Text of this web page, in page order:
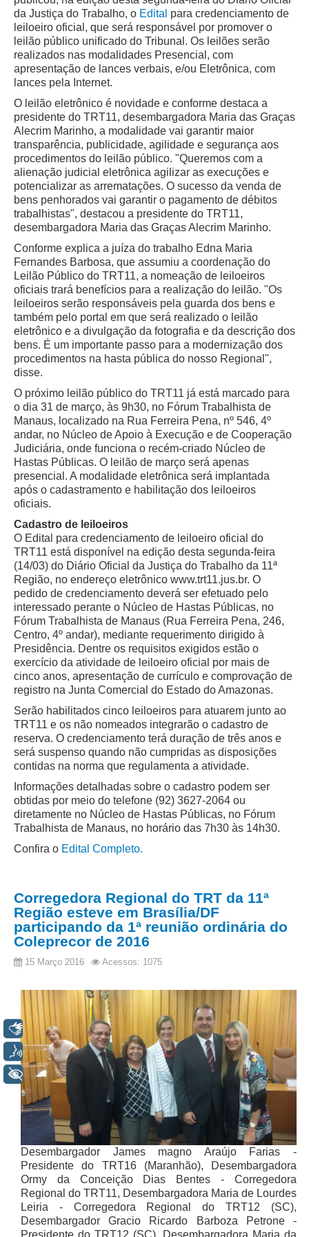
Automação e IA
Governança
Governança de TI
Governança das Contratações Obras
Rede de Governança Colaborativa
Gestão de Riscos
Laboratório de Inovação
Assessoria de Governança de Gestão de Pessoas
Sites Institucionais
Biblioteca
Centro de Memória
Educação a distância
Responsabilidade Socioambiental
Comissão Permanente de Acessibilidade e Inclusão
Escola Judicial
Coordenadoria de Saúde
Serviços
Ação Trabalhista (Atermação)
Atermação On-line - Interior de Roraima
Atermação On-line - Interior do Amazonas
Agendamento de Reclamação Verbal
Glossário
Consulta de Pautas
Atas de Sessões do Pleno
Audiências e Sessões
Calendário das Sessões da 1ª Turma 2026
Calendário de Sessões da 2ª Turma - 2026
Calendário das Sessões da 3ª Turma 2026
Calendário das Sessões do Pleno e Especializadas 2026
Carta de Serviços ao Cidadão
Cartilhas
Cadastro de Peritos, Tradutores e Intérpretes
Calendários
Calendário Geral
Calendário das Sessões
Calendário das Correições
Certidões
Concursos
Contas abertas em nome dos beneficiários
Diários Eletrônicos
e-Doc
Espaço do Servidor
Guias de recolhimento
Leilão Público
Mapa do site
META 9 do CNJ
Pauta Digital
da Justiça do Trabalho, o Edital para credenciamento de
leiloeiro oficial, que será responsável por promover o
leilão público unificado do Tribunal. Os leilões serão
realizados nas modalidades Presencial, com
apresentação de lances verbais, e/ou Eletrônica, com
lances pela Internet.
O leilão eletrônico é novidade e conforme destaca a
presidente do TRT11, desembargadora Maria das Graças
Alecrim Marinho, a modalidade vai garantir maior
transparência, publicidade, agilidade e segurança aos
procedimentos do leilão público. "Queremos com a
alienação judicial eletrônica agilizar as execuções e
potencializar as arrematações. O sucesso da venda de
bens penhorados vai garantir o pagamento de débitos
trabalhistas", destacou a presidente do TRT11,
desembargadora Maria das Graças Alecrim Marinho.
Conforme explica a juíza do trabalho Edna Maria
Fernandes Barbosa, que assumiu a coordenação do
Leilão Público do TRT11, a nomeação de leiloeiros
oficiais trará benefícios para a realização do leilão. "Os
leiloeiros serão responsáveis pela guarda dos bens e
também pelo portal em que será realizado o leilão
eletrônico e a divulgação da fotografia e da descrição dos
bens. É um importante passo para a modernização dos
procedimentos na hasta pública do nosso Regional",
disse.
O próximo leilão público do TRT11 já está marcado para
o dia 31 de março, às 9h30, no Fórum Trabalhista de
Manaus, localizado na Rua Ferreira Pena, nº 546, 4º
andar, no Núcleo de Apoio à Execução e de Cooperação
Judiciária, onde funciona o recém-criado Núcleo de
Hastas Públicas. O leilão de março será apenas
presencial. A modalidade eletrônica será implantada
após o cadastramento e habilitação dos leiloeiros
oficiais.
Cadastro de leiloeiros
O Edital para credenciamento de leiloeiro oficial do
TRT11 está disponível na edição desta segunda-feira
(14/03) do Diário Oficial da Justiça do Trabalho da 11ª
Região, no endereço eletrônico www.trt11.jus.br. O
pedido de credenciamento deverá ser efetuado pelo
interessado perante o Núcleo de Hastas Públicas, no
Fórum Trabalhista de Manaus (Rua Ferreira Pena, 246,
Centro, 4º andar), mediante requerimento dirigido à
Presidência. Dentre os requisitos exigidos estão o
exercício da atividade de leiloeiro oficial por mais de
cinco anos, apresentação de currículo e comprovação de
registro na Junta Comercial do Estado do Amazonas.
Serão habilitados cinco leiloeiros para atuarem junto ao
TRT11 e os não nomeados integrarão o cadastro de
reserva. O credenciamento terá duração de três anos e
será suspenso quando não cumpridas as disposições
contidas na norma que regulamenta a atividade.
Informações detalhadas sobre o cadastro podem ser
obtidas por meio do telefone (92) 3627-2064 ou
diretamente no Núcleo de Hastas Públicas, no Fórum
Trabalhista de Manaus, no horário das 7h30 às 14h30.
Confira o Edital Completo.
Corregedora Regional do TRT da 11ª
Região esteve em Brasília/DF
participando da 1ª reunião ordinária do
Coleprecor de 2016
15 Março 2016 Acessos: 1075
Desembargador James magno Araújo Farias -
Presidente do TRT16 (Maranhão), Desembargadora
Ormy da Conceição Dias Bentes - Corregedora
Regional do TRT11, Desembargadora Maria de Lourdes
Leiria - Corregedora Regional do TRT12 (SC),
Desembargador Gracio Ricardo Barboza Petrone -
Libras
Voz
+ Acessibilidade